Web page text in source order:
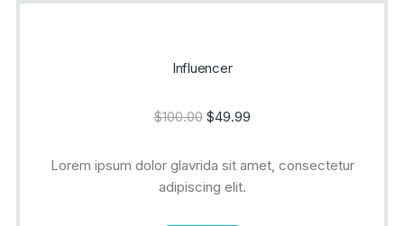
Influencer
$100.00 $49.99
Lorem ipsum dolor glavrida sit amet, consectetur
adipiscing elit.